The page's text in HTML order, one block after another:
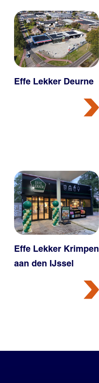
Effe Lekker Deurne
Effe Lekker Krimpen
aan den IJssel